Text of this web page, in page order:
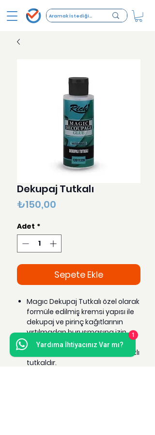
Dekupaj Tutkalı
₺150,00
Adet *
Sepete Ekle
Magıc Dekupaj Tutkalı özel olarak
formüle edilmiş kremsi yapısı ile
dekupaj ve pirinç kağıtlarının
yırtılmadan buruşmasına izin
vermeden rahatlıkla
yapıştırılmasını sağlayan su bazlı
tutkaldır.
Yardıma İhtiyacınız Var mı?
1